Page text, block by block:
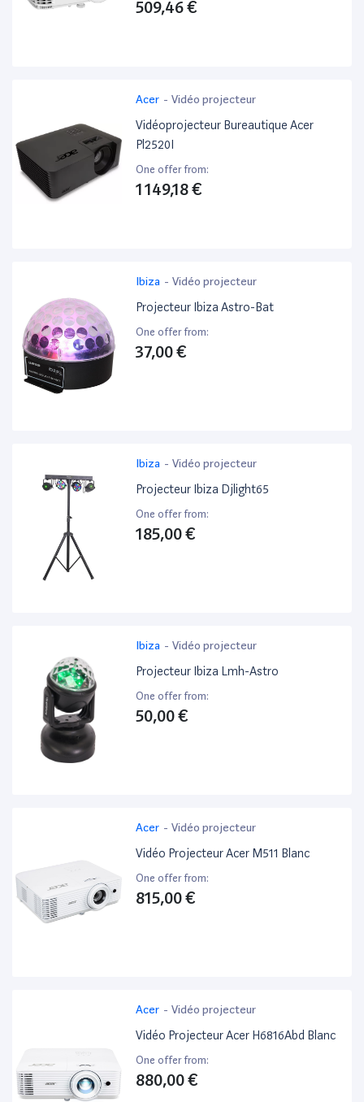
509,46 €
Acer - Vidéo projecteur
Vidéoprojecteur Bureautique Acer
Pl2520I
One offer from:
1 149,18 €
Ibiza - Vidéo projecteur
Projecteur Ibiza Astro-Bat
One offer from:
37,00 €
Ibiza - Vidéo projecteur
Projecteur Ibiza Djlight65
One offer from:
185,00 €
Ibiza - Vidéo projecteur
Projecteur Ibiza Lmh-Astro
One offer from:
50,00 €
Acer - Vidéo projecteur
Vidéo Projecteur Acer M511 Blanc
One offer from:
815,00 €
Acer - Vidéo projecteur
Vidéo Projecteur Acer H6816Abd Blanc
One offer from:
880,00 €